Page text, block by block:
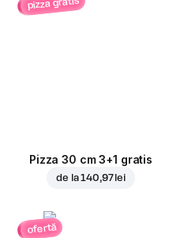
Pizza 30 cm 3+1 gratis
de la140,97 lei
ofertă